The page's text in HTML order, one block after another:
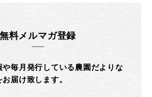
無料メルマガ登録
毎月発行している農園だよりな
届け致します。